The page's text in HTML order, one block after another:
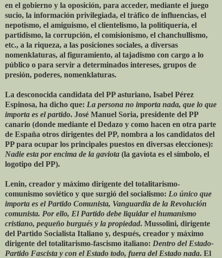
en el gobierno y la oposición, para acceder, mediante el juego
sucio, la información privilegiada, el tráfico de influencias, el
nepotismo, el amiguismo, el clientelismo, la politiquería, el
partidismo, la corrupción, el comisionismo, el chanchullismo,
etc., a la riqueza, a las posiciones sociales, a diversas
nomenklaturas, al figuramiento, al tajadismo con cargo a lo
público o para servir a determinados intereses, grupos de
presión, poderes, nomenklaturas.
La desconocida candidata del PP asturiano, Isabel Pérez
Espinosa, ha dicho que: La persona no importa nada, que lo que
importa es el partido. José Manuel Soria, presidente del PP
canario (donde mediante el Dedazo y como hacen en otra parte
de España otros dirigentes del PP, nombra a los candidatos del
PP para ocupar los principales puestos en diversas elecciones):
Nadie esta por encima de la gaviota (la gaviota es el símbolo, el
logotipo del PP).
Lenin, creador y máximo dirigente del totalitarismo-
comunismo soviético y que surgió del socialismo: Lo único que
importa es el Partido Comunista, Vanguardia de la Revolución
comunista. Por ello, El Partido debe liquidar el humanismo
cristiano, pequeño burgués y la propiedad. Mussolini, dirigente
del Partido Socialista Italiano y, después, creador y máximo
dirigente del totalitarismo-fascismo italiano: Dentro del Estado-
Partido Fascista y con el Estado todo, fuera del Estado nada. El